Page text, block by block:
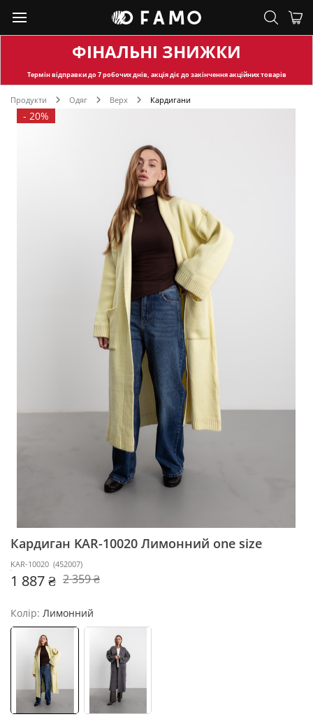
ФІНАЛЬНІ ЗНИЖКИ
Термін відправкидо 7 робочих днів, акція діє до закінчення акційних товарів
Продукти Одяг Верх Кардигани
- 20%
Кардиган KAR-10020 Лимонний one size
KAR-10020 (452007)
1 887 ₴ 2 359 ₴
Колір: Лимонний